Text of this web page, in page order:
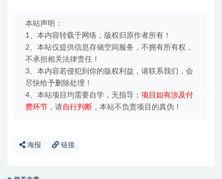
本站声明：
1、本内容转载于网络，版权归原作者所有！
2、本站仅提供信息存储空间服务，不拥有所有权，
不承担相关法律责任！
3、本内容若侵犯到你的版权利益，请联系我们，会
尽快给予删除处理！
4、本站项目均需要自学，无指导； 项目如有涉及付
费环节 ，请自行判断 ，本站不负责项目的真伪！
海报 链接